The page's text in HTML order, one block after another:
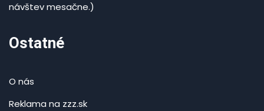
návštev mesačne.)
Ostatné
O nás
Reklama na zzz.sk